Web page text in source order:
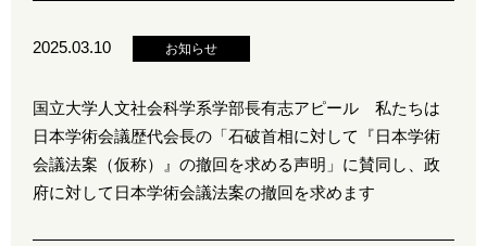
2025.03.10 お知らせ
国立大学人文社会科学系学部長有志アピール 私たちは
日本学術会議歴代会長の「石破首相に対して『日本学術
会議法案（仮称）』の撤回を求める声明」に賛同し、政
府に対して日本学術会議法案の撤回を求めます